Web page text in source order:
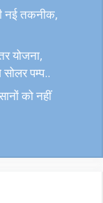
नई तकनीक,
योजना,
पम्प..
को नहीं